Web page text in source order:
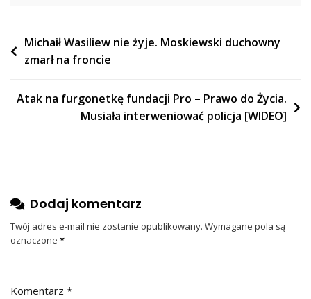
Nawigacja
wpisu
Michaił Wasiliew nie żyje. Moskiewski duchowny
zmarł na froncie
Atak na furgonetkę fundacji Pro – Prawo do Życia.
Musiała interweniować policja [WIDEO]
Dodaj komentarz
Twój adres e-mail nie zostanie opublikowany. Wymagane pola są
oznaczone *
Komentarz *